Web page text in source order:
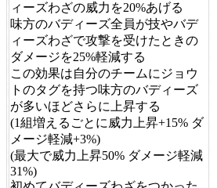
ィーズわざの威力を20%あげる
味方のバディーズ全員が技やバデ
ィーズわざで攻撃を受けたときの
ダメージを25%軽減する
この効果は自分のチームにジョウ
トのタグを持つ味方のバディーズ
が多いほどさらに上昇する
(1組増えるごとに威力上昇+15% ダ
メージ軽減+3%)
(最大で威力上昇50% ダメージ軽減
31%)